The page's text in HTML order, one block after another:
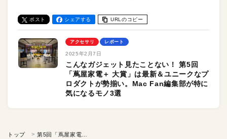
ポスト シェアする URLのコピー
アクセサリ レポート
2025年2月7日
こんなガジェット見たことない！ 第5回
「蔦屋家電＋ 大賞」は最新＆ユニークなプ
ロダクトが勢揃い。Mac Fan編集部が特に
気になるモノ3選
トップ